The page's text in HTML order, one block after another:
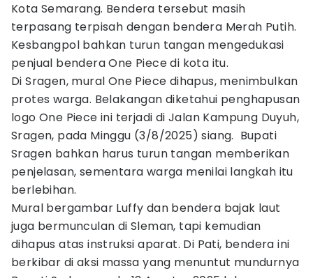
Kota Semarang. Bendera tersebut masih
terpasang terpisah dengan bendera Merah Putih.
Kesbangpol bahkan turun tangan mengedukasi
penjual bendera One Piece di kota itu.
Di Sragen, mural One Piece dihapus, menimbulkan
protes warga. Belakangan diketahui penghapusan
logo One Piece ini terjadi di Jalan Kampung Duyuh,
Sragen, pada Minggu (3/8/2025) siang. Bupati
Sragen bahkan harus turun tangan memberikan
penjelasan, sementara warga menilai langkah itu
berlebihan.
Mural bergambar Luffy dan bendera bajak laut
juga bermunculan di Sleman, tapi kemudian
dihapus atas instruksi aparat. Di Pati, bendera ini
berkibar di aksi massa yang menuntut mundurnya